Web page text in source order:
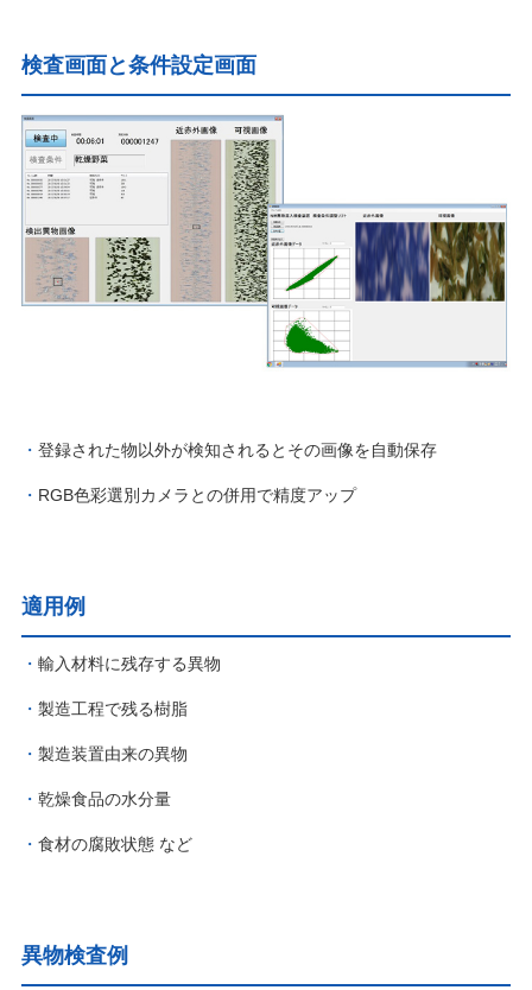
検査画面と条件設定画面
登録された物以外が検知されるとその画像を自動保存
RGB色彩選別カメラとの併用で精度アップ
適用例
輸入材料に残存する異物
製造工程で残る樹脂
製造装置由来の異物
乾燥食品の水分量
食材の腐敗状態 など
異物検査例